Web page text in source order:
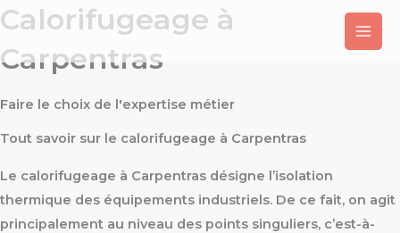
Aller
au
contenu
Calorifugeage à
Carpentras
Faire le choix de l'expertise métier
Tout savoir sur le calorifugeage à Carpentras
Le calorifugeage à Carpentras désigne l’isolation
thermique des équipements industriels. De ce fait, on agit
principalement au niveau des points singuliers, c’est-à-